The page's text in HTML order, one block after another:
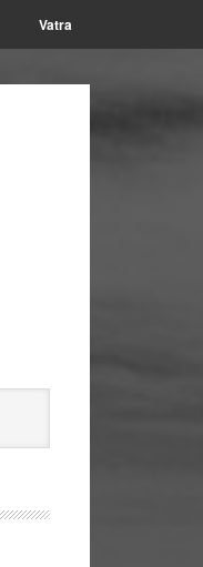
Vatra